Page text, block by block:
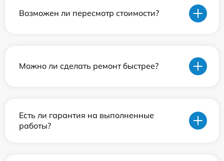
Возможен ли пересмотр стоимости?
Можно ли сделать ремонт быстрее?
Есть ли гарантия на выполненные
работы?